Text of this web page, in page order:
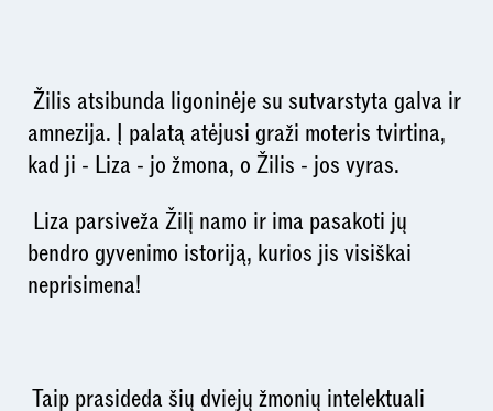
Žilis atsibunda ligoninėje su sutvarstyta galva ir
amnezija. Į palatą atėjusi graži moteris tvirtina,
kad ji - Liza - jo žmona, o Žilis - jos vyras.
Liza parsiveža Žilį namo ir ima pasakoti jų
bendro gyvenimo istoriją, kurios jis visiškai
neprisimena!
Taip prasideda šių dviejų žmonių intelektuali